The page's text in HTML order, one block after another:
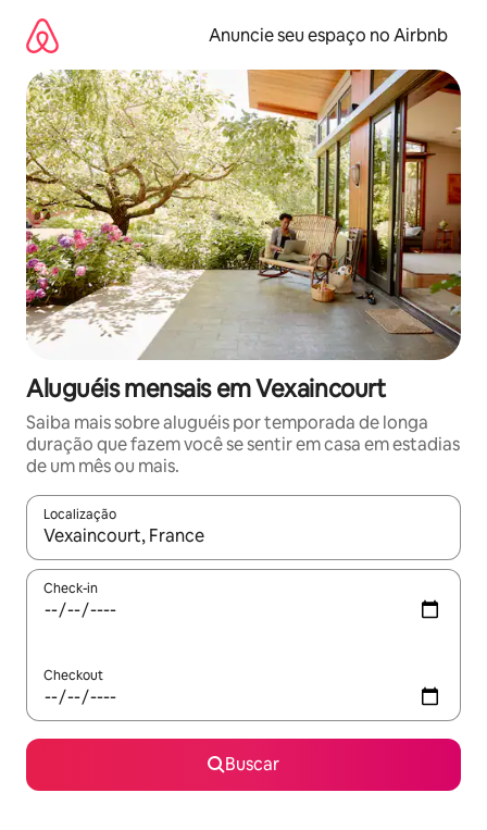
para
conteúdo
Anuncie seu espaço no Airbnb
Aluguéis mensais em Vexaincourt
Saiba mais sobre aluguéis por temporada de longa
duração que fazem você se sentir em casa em estadias
de um mês ou mais.
Localização
Quando os resultados estiverem disponíveis, explore-os
Check-in
Checkout
Buscar